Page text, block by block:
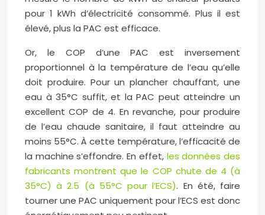
pour 1 kWh d’électricité consommé. Plus il est
élevé, plus la PAC est efficace.
Or, le COP d’une PAC est inversement
proportionnel à la température de l’eau qu’elle
doit produire. Pour un plancher chauffant, une
eau à 35°C suffit, et la PAC peut atteindre un
excellent COP de 4. En revanche, pour produire
de l’eau chaude sanitaire, il faut atteindre au
moins 55°C. À cette température, l’efficacité de
la machine s’effondre. En effet, les données des
fabricants montrent que le COP chute de 4 (à
35°C) à 2.5 (à 55°C pour l’ECS). En été, faire
tourner une PAC uniquement pour l’ECS est donc